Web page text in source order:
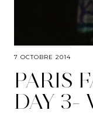
7 OCTOBRE 2014
PARIS
DAY 3-